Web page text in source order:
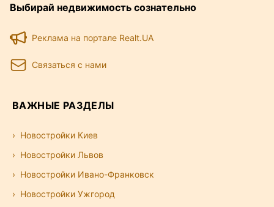
Выбирай недвижимость сознательно
Реклама на портале Realt.UA
Связаться с нами
ВАЖНЫЕ РАЗДЕЛЫ
Новостройки Киев
Новостройки Львов
Новостройки Ивано-Франковск
Новостройки Ужгород